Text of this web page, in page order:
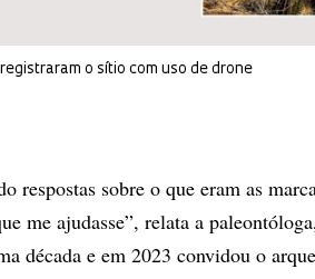
o sítio com uso de drone
respostas sobre o que eram as
me ajudasse”, relata a
década e em 2023 convidou o